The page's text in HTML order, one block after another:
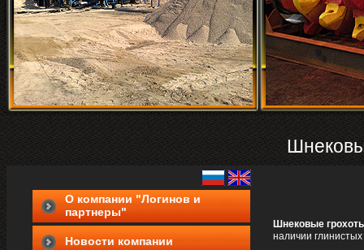
О компании "Логинов и
партнеры"
Новости компании
Шнековые
наличии